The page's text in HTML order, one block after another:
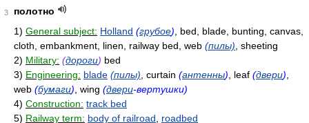
3
полотно
1) General subject: Holland (грубое) , bed, blade, bunting, canvas,
cloth, embankment, linen, railway bed, web (пилы) , sheeting
2) Military: (дороги) bed
3) Engineering: blade (пилы) , curtain (антенны) , leaf (двери)
web (бумаги) , wing (двери-вертушки)
4) Construction: track bed
5) Railway term: body of railroad roadbed